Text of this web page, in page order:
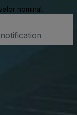
nominal.